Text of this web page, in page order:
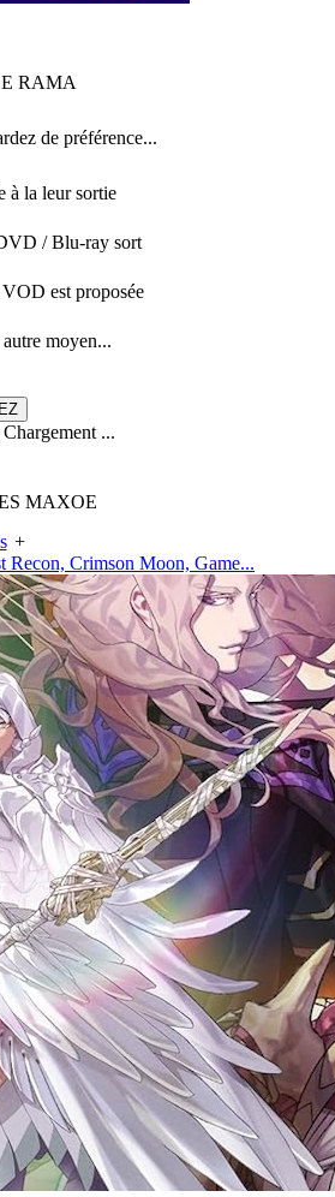
RAMA
de préférence...
à la leur sortie
/ Blu-ray sort
est proposée
moyen...
Chargement ...
MAXOE
+
Crimson Moon, Game...